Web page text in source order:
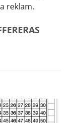
reklam.